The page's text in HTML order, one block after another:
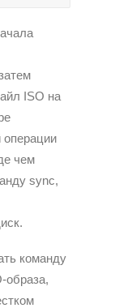
ISO на
операции
чем
sync,
команду
образа,